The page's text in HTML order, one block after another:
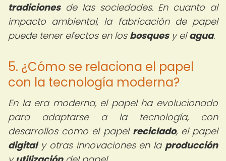
tradicionesde las sociedades. En cuanto al
impacto ambiental, la fabricación de papel
puede tener efectos en los bosquesy elagua.
5. ¿Cómo se relaciona el papel
con la tecnología moderna?
En la era moderna, el papel ha evolucionado
para adaptarse a la tecnología, con
desarrollos como el papel reciclado, el papel
digitaly otras innovaciones en la producción